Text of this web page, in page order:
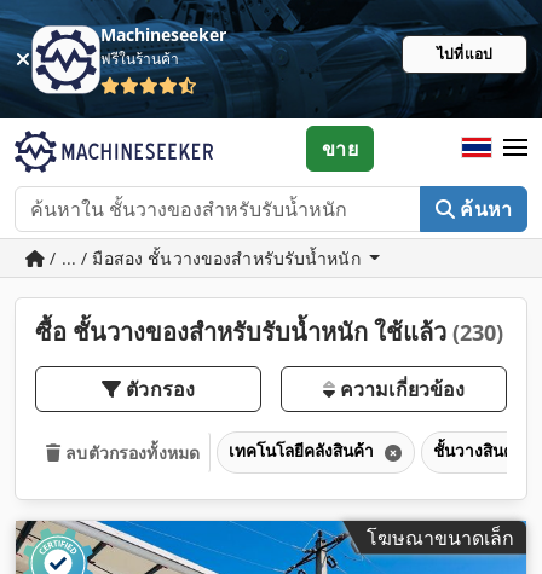
Machineseeker
ฟรีในร้านค้า ไปที่แอป
ค้นหา
ขาย
/ ... / มือสอง ชั้นวางของสำหรับรับน้ำหนัก
ซื้อ ชั้นวางของสำหรับรับน้ำหนัก ใช้แล้ว (230)
ตัวกรอง ความเกี่ยวข้อง
ลบตัวกรองทั้งหมด เทคโนโลยีคลังสินค้า ชั้นวางสินค้าใ
โฆษณาขนาดเล็ก